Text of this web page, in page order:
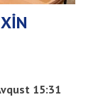
15:31